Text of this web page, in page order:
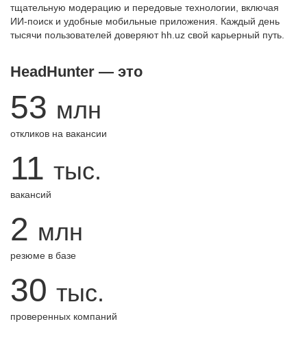
тщательную модерацию и передовые технологии, включая
ИИ-поиск и удобные мобильные приложения. Каждый день
тысячи пользователей доверяют hh.uz свой карьерный путь.
HeadHunter — это
53 млн
откликов на вакансии
11 тыс.
вакансий
2 млн
резюме в базе
30 тыс.
проверенных компаний